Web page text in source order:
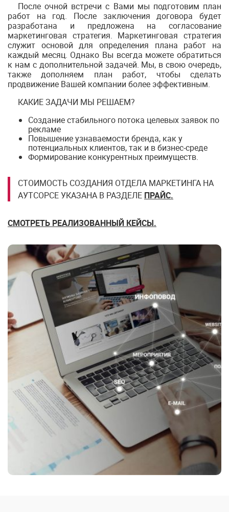
После очной встречи с Вами мы подготовим план
работ на год. После заключения договора будет
разработана и предложена на согласование
маркетинговая стратегия. Маркетинговая стратегия
служит основой для определения плана работ на
каждый месяц. Однако Вы всегда можете обратиться
к нам с дополнительной задачей. Мы, в свою очередь,
также дополняем план работ, чтобы сделать
продвижение Вашей компании более эффективным.
КАКИЕ ЗАДАЧИ МЫ РЕШАЕМ?
Создание стабильного потока целевых заявок по
рекламе
Повышение узнаваемости бренда, как у
потенциальных клиентов, так и в бизнес-среде
Формирование конкурентных преимуществ.
СТОИМОСТЬ СОЗДАНИЯ ОТДЕЛА МАРКЕТИНГА НА
АУТСОРСЕ УКАЗАНА В РАЗДЕЛЕ ПРАЙС.
СМОТРЕТЬ РЕАЛИЗОВАННЫЙ КЕЙСЫ.